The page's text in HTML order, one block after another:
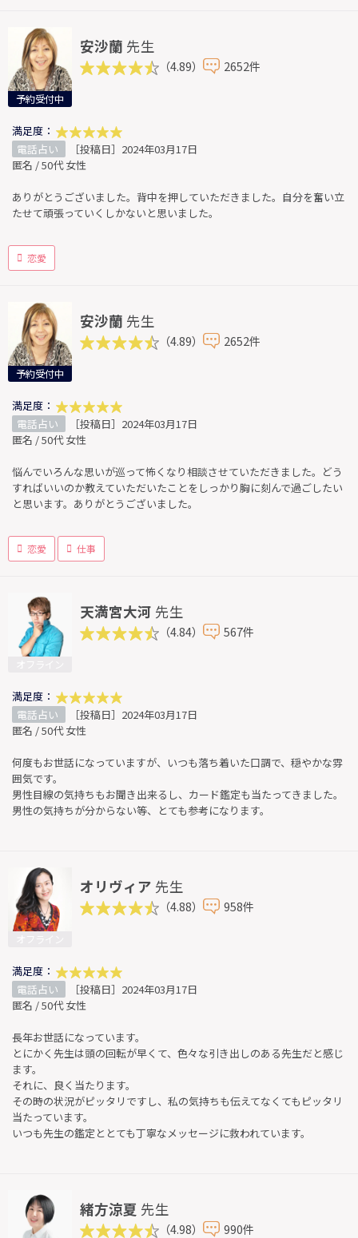
予約受付中
安沙蘭 先生
（4.89） 2652件
満足度：
電話占い
［投稿日］2024年03月17日
匿名 / 50代 女性
ありがとうございました。背中を押していただきました。自分を奮い立
たせて頑張っていくしかないと思いました。
恋愛
予約受付中
安沙蘭 先生
（4.89） 2652件
満足度：
電話占い
［投稿日］2024年03月17日
匿名 / 50代 女性
悩んでいろんな思いが巡って怖くなり相談させていただきました。どう
すればいいのか教えていただいたことをしっかり胸に刻んで過ごしたい
と思います。ありがとうございました。
恋愛 仕事
天満宮大河 先生
（4.84） 567件
満足度：
電話占い
［投稿日］2024年03月17日
匿名 / 50代 女性
何度もお世話になっていますが、いつも落ち着いた口調で、穏やかな雰
囲気です。
男性目線の気持ちもお聞き出来るし、カード鑑定も当たってきました。
男性の気持ちが分からない等、とても参考になります。
オリヴィア 先生
（4.88） 958件
満足度：
電話占い
［投稿日］2024年03月17日
匿名 / 50代 女性
長年お世話になっています。
とにかく先生は頭の回転が早くて、色々な引き出しのある先生だと感じ
ます。
それに、良く当たります。
その時の状況がピッタリですし、私の気持ちも伝えてなくてもピッタリ
当たっています。
いつも先生の鑑定ととても丁寧なメッセージに救われています。
緒方涼夏 先生
（4.98） 990件